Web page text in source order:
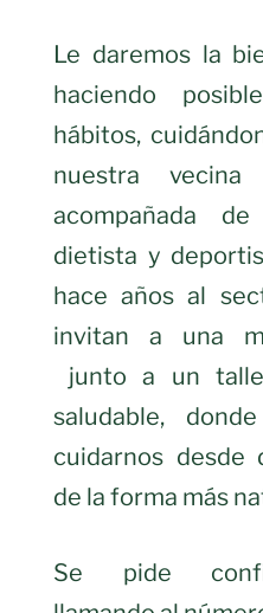
Le daremos la
haciendo
hábitos,
nuestra vecina
acompañada
dietista y
hace años al
invitan a una
junto a un
saludable,
cuidarnos desde
de la forma más
Se pide